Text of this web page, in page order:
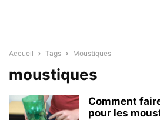
Accueil Tags Moustiques
moustiques
Comment
pour les